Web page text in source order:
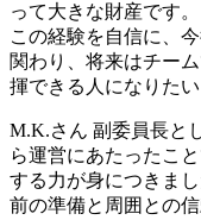
って大きな財産です。
この経験を自信に、
関わり、将来はチー
揮できる人になりたい
M.K.さん 副委員長と
ら運営にあたったこ
する力が身につきま
前の準備と周囲との